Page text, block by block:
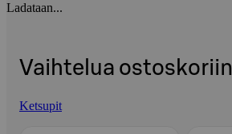
Ladataan...
Vaihtelua ostoskoriin
Ketsupit